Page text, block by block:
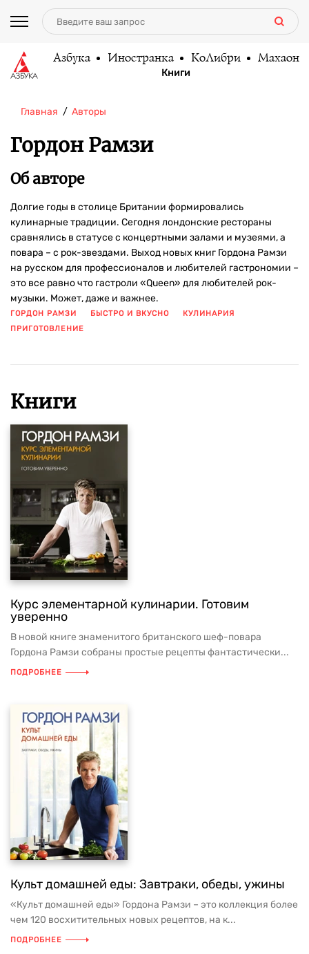
Азбука Иностранка КоЛибри Махаон
Книги
Главная Авторы
Гордон Рамзи
Об авторе
Долгие годы в столице Британии формировались
кулинарные традиции. Сегодня лондонские рестораны
сравнялись в статусе с концертными залами и музеями, а
повара – с рок-звездами. Выход новых книг Гордона Рамзи
на русском для профессионалов и любителей гастрономии –
это все равно что гастроли «Queen» для любителей рок-
музыки. Может, даже и важнее.
ГОРДОН РАМЗИ БЫСТРО И ВКУСНО
КУЛИНАРИЯ
ПРИГОТОВЛЕНИЕ
Книги
Курс элементарной кулинарии. Готовим
уверенно
В новой книге знаменитого британского шеф-повара
Гордона Рамзи собраны простые рецепты фантастически...
ПОДРОБНЕЕ
Культ домашней еды: Завтраки, обеды, ужины
«Культ домашней еды» Гордона Рамзи – это коллекция более
чем 120 восхитительных новых рецептов, на к...
ПОДРОБНЕЕ